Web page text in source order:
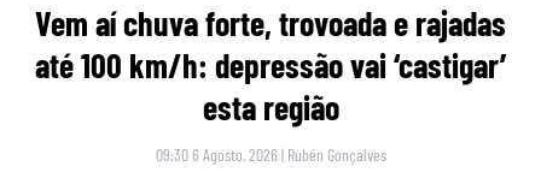
Vem aí chuva forte, trovoada e rajadas
até 100 km/h: depressão vai ‘castigar’
esta região
09:30 6 Agosto, 2026 | Rubén Gonçalves